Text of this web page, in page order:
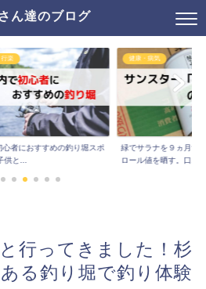
ん達のブログ
楽
心者におすすめの釣り堀スポ
供と...
健康・病気
緑でサラナを９ヵ月飲
ロール値を晒す。口...
行ってきました！杉
る釣り堀で釣り体験